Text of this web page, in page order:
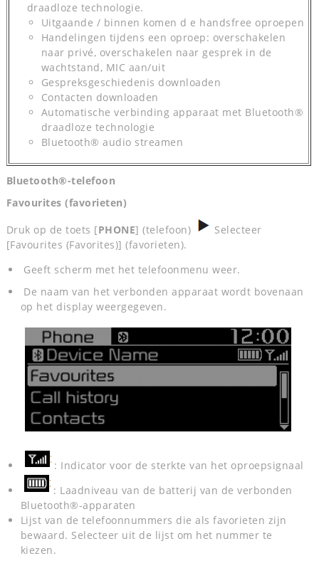
draadloze technologie.
Uitgaande / binnen komen d e handsfree oproepen
Handelingen tijdens een oproep: overschakelen
naar privé, overschakelen naar gesprek in de
wachtstand, MIC aan/uit
Gespreksgeschiedenis downloaden
Contacten downloaden
Automatische verbinding apparaat met Bluetooth®
draadloze technologie
Bluetooth® audio streamen
Bluetooth®-telefoon
Favourites (favorieten)
Druk op de toets [PHONE] (telefoon)
Selecteer
[Favourites (Favorites)] (favorieten).
Geeft scherm met het telefoonmenu weer.
De naam van het verbonden apparaat wordt bovenaan
op het display weergegeven.
: Indicator voor de sterkte van het oproepsignaal
: Laadniveau van de batterij van de verbonden
Bluetooth®-apparaten
Lijst van de telefoonnummers die als favorieten zijn
bewaard. Selecteer uit de lijst om het nummer te
kiezen.